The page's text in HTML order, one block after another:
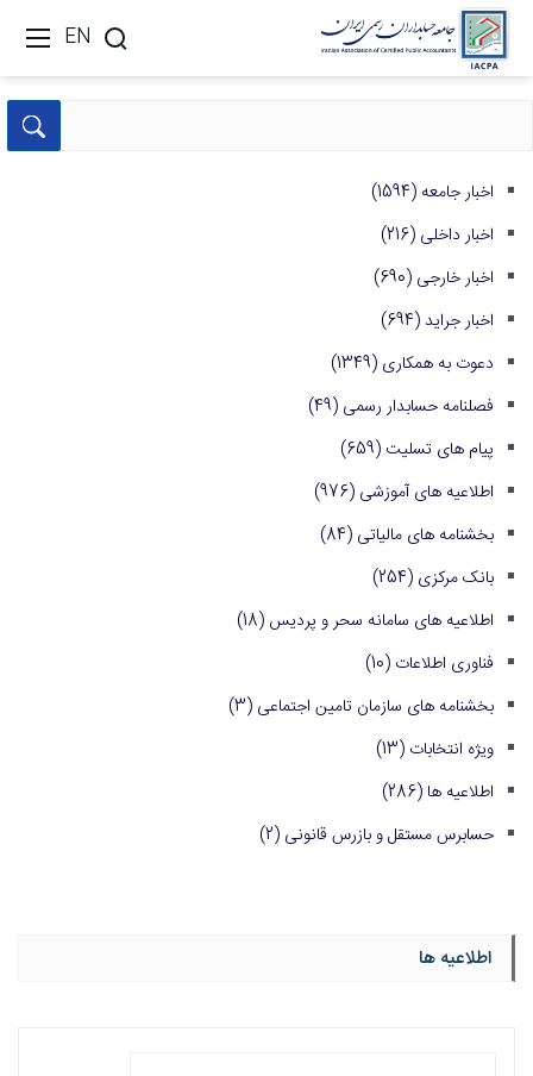
EN
اخبار جامعه (1594)
اخبار داخلی (216)
اخبار خارجی (690)
اخبار جراید(694)
دعوت به همکاری (1349)
فصلنامه حسابدار رسمی (49)
پیام های تسلیت (659)
اطلاعیه های آموزشی (976)
بخشنامه های مالیاتی (84)
بانک مرکزی (254)
اطلاعیه های سامانه سحر و پردیس (18)
فناوری اطلاعات (10)
بخشنامه های سازمان تامین اجتماعی (3)
ویژه انتخابات (13)
اطلاعیه ها (286)
حسابرس مستقل و بازرس قانونی (2)
اطلاعیه ها